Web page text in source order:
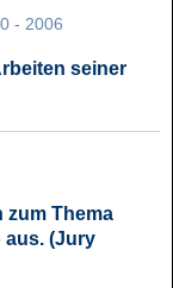
- 2006
seiner
zum Thema
aus. (Jury